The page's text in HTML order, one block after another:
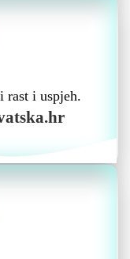
rast i uspjeh.